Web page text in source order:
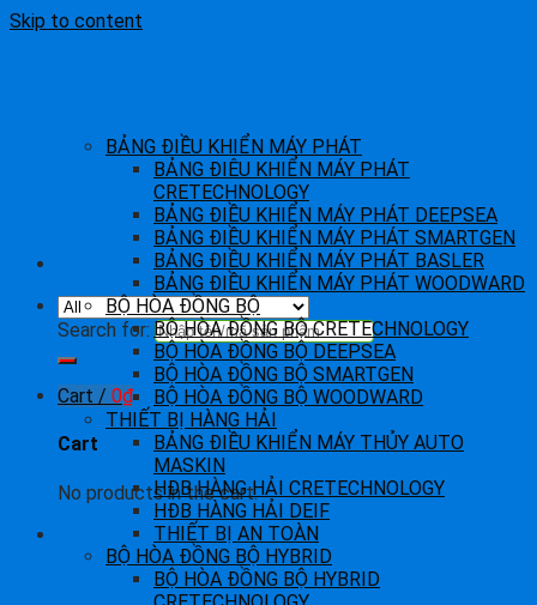
Skip to content
Search for:
Cart / 0₫
Cart
No products in the cart.
BẢNG ĐIỀU KHIỂN MÁY PHÁT
BẢNG ĐIÊU KHIỂN MÁY PHÁT
CRETECHNOLOGY
BẢNG ĐIỀU KHIỂN MÁY PHÁT DEEPSEA
BẢNG ĐIỀU KHIỂN MÁY PHÁT SMARTGEN
BẢNG ĐIỀU KHIỂN MÁY PHÁT BASLER
BẢNG ĐIỀU KHIỂN MÁY PHÁT WOODWARD
BỘ HÒA ĐỒNG BỘ
BỘ HÒA ĐỒNG BỘ CRETECHNOLOGY
BỘ HÒA ĐỒNG BỘ DEEPSEA
BỘ HÒA ĐỒNG BỘ SMARTGEN
BỘ HÒA ĐỒNG BỘ WOODWARD
THIẾT BỊ HÀNG HẢI
BẢNG ĐIỀU KHIỂN MÁY THỦY AUTO
MASKIN
HĐB HÀNG HẢI CRETECHNOLOGY
HĐB HÀNG HẢI DEIF
THIẾT BỊ AN TOÀN
BỘ HÒA ĐỒNG BỘ HYBRID
BỘ HÒA ĐỒNG BỘ HYBRID